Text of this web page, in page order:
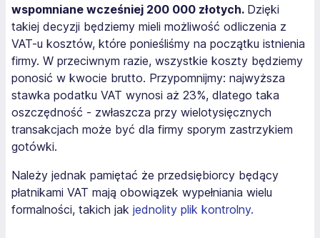
wspomniane wcześniej 200 000 złotych. Dzięki
takiej decyzji będziemy mieli możliwość odliczenia z
VAT-u kosztów, które ponieśliśmy na początku istnienia
firmy. W przeciwnym razie, wszystkie koszty będziemy
ponosić w kwocie brutto. Przypomnijmy: najwyższa
stawka podatku VAT wynosi aż 23%, dlatego taka
oszczędność - zwłaszcza przy wielotysięcznych
transakcjach może być dla firmy sporym zastrzykiem
gotówki.
Należy jednak pamiętać że przedsiębiorcy będący
płatnikami VAT mają obowiązek wypełniania wielu
formalności, takich jak jednolity plik kontrolny.